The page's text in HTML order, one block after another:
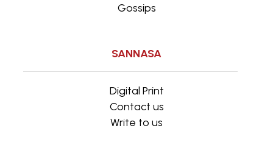
Gossips
SANNASA
Digital Print
Contact us
Write to us